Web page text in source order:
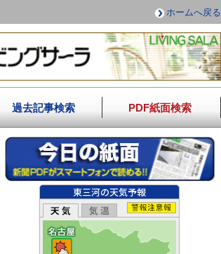
ホームへ戻る
過去記事検索 PDF紙面検索